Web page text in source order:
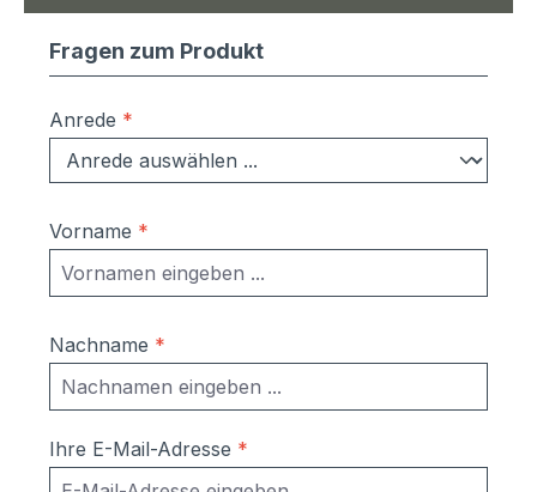
Fragen zum Produkt
Anrede *
Vorname *
Nachname *
Ihre E-Mail-Adresse *